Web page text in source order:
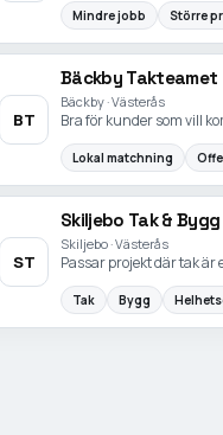
Mindre jobb Större
BT
Bäckby Takteamet
Bäckby · Västerås
Bra för kunder som vill
Lokal matchning
ST
Skiljebo Tak & Bygg
Skiljebo · Västerås
Passar projekt där tak
Tak Bygg